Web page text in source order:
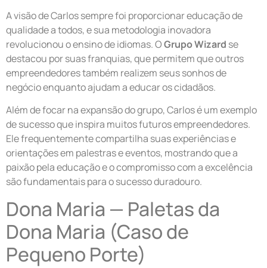
A visão de Carlos sempre foi proporcionar educação de
qualidade a todos, e sua metodologia inovadora
revolucionou o ensino de idiomas. OGrupo Wizard se
destacou por suas franquias, que permitem que outros
empreendedores também realizem seus sonhos de
negócio enquanto ajudam a educar os cidadãos.
Além de focar na expansão do grupo, Carlos é um exemplo
de sucesso que inspira muitos futuros empreendedores.
Ele frequentemente compartilha suas experiências e
orientações em palestras e eventos, mostrando que a
paixão pela educação e o compromisso com a excelência
são fundamentais para o sucesso duradouro.
Dona Maria — Paletas da
Dona Maria (Caso de
Pequeno Porte)